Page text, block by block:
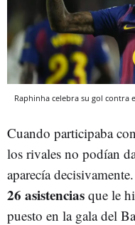
Raphinha celebra su gol contra
Cuando participaba
los rivales no podían
aparecía
26 asistencias que le
puesto en la gala del